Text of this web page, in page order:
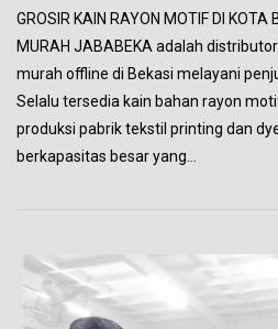
GROSIR KAIN RAYON MOTIF DI
MURAH JABABEKA adalah
murah offline di Bekasi melayani
Selalu tersedia kain bahan rayon
produksi pabrik tekstil printing dan
berkapasitas besar yang…